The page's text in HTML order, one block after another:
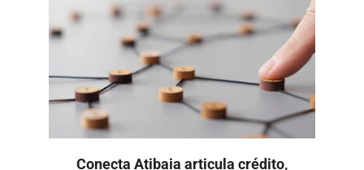
Conecta Atibaia articula crédito,